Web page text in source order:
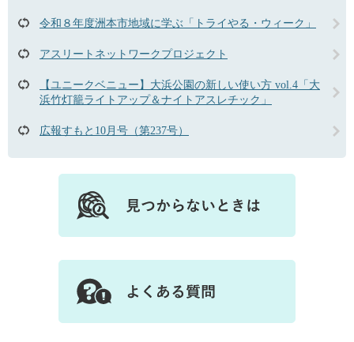
令和８年度洲本市地域に学ぶ「トライやる・ウィーク」
アスリートネットワークプロジェクト
【ユニークベニュー】大浜公園の新しい使い方 vol.4「大
浜竹灯籠ライトアップ＆ナイトアスレチック」
広報すもと10月号（第237号）